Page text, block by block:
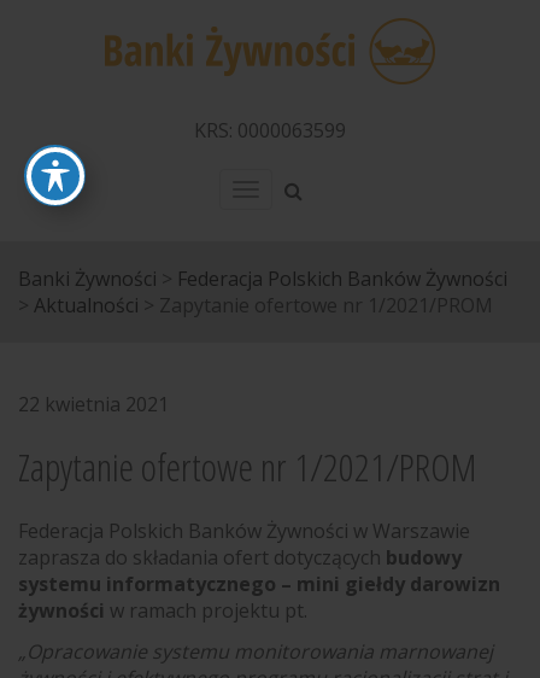
KRS: 0000063599
Menu
Banki Żywności > Federacja Polskich Banków Żywności
> Aktualności > Zapytanie ofertowe nr 1/2021/PROM
22 kwietnia 2021
Zapytanie ofertowe nr 1/2021/PROM
Federacja Polskich Banków Żywności w Warszawie
zaprasza do składania ofert dotyczących budowy
systemu informatycznego – mini giełdy darowizn
żywności w ramach projektu pt.
„Opracowanie systemu monitorowania marnowanej